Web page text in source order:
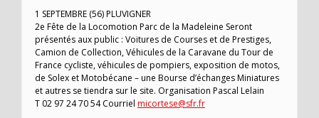
1 SEPTEMBRE (56) PLUVIGNER
2e Fête de la Locomotion Parc de la Madeleine Seront
présentés aux public : Voitures de Courses et de Prestiges,
Camion de Collection, Véhicules de la Caravane du Tour de
France cycliste, véhicules de pompiers, exposition de motos,
de Solex et Motobécane – une Bourse d’échanges Miniatures
et autres se tiendra sur le site. Organisation Pascal Lelain
T 02 97 24 70 54 Courriel micortese@sfr.fr